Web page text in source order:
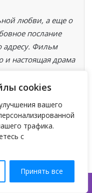
cookies
вашего
трафика.
с
Принять все
любви, а еще о
послание
адресу. Фильм
и настоящая драма
искренни и
лет